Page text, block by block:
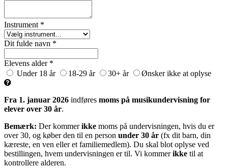
Instrument *
Dit fulde navn *
Elevens alder *
Under 18 år
18-29 år 30+ år Ønsker ikke at oplyse
Fra 1. januar 2026 indføres moms på musikundervisning for
elever over 30 år.
Bemærk: Der kommerikke moms på undervisningen, hvis du er
over 30, og køber den til en person under 30 år (fx dit barn, din
kæreste, en ven eller et familiemedlem). Du skal blot oplyse ved
bestillingen, hvem undervisningen er til. Vi kommerikke til at
kontrollere alderen.